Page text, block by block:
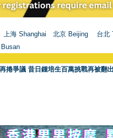
上海 Shanghai 北京 Beijing 台北
捲爭議 昔日鍾培生百萬挑戰再被翻